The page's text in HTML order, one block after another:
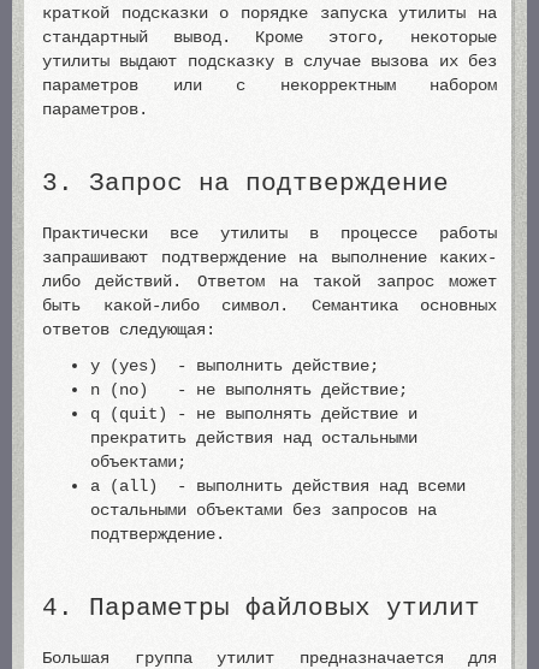
краткой подсказки о порядке запуска утилиты на
стандартный вывод. Кроме этого, некоторые
утилиты выдают подсказку в случае вызова их без
параметров или с некорректным набором
параметров.
3. Запрос на подтверждение
Практически все утилиты в процессе работы
запрашивают подтверждение на выполнение каких-
либо действий. Ответом на такой запрос может
быть какой-либо символ. Семантика основных
ответов следующая:
y (yes) - выполнить действие;
n (no) - не выполнять действие;
q (quit) - не выполнять действие и
прекратить действия над остальными
объектами;
a (all) - выполнить действия над всеми
остальными объектами без запросов на
подтверждение.
4. Параметры файловых утилит
Большая группа утилит предназначается для